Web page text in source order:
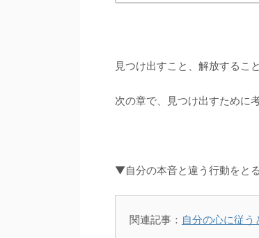
見つけ出すこと、解放するこ
次の章で、見つけ出すために
▼自分の本音と違う行動をと
関連記事： 自分の心に従